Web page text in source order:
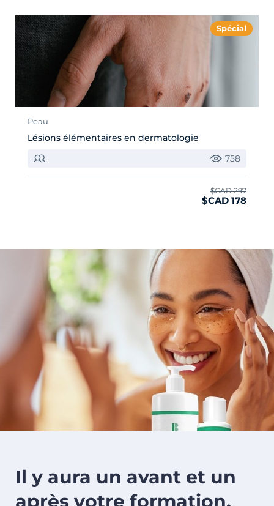
Spécial
Peau
Lésions élémentaires en dermatologie
758
$CAD 297
$CAD 178
image background
Il y aura un avant et un
après votre formation.